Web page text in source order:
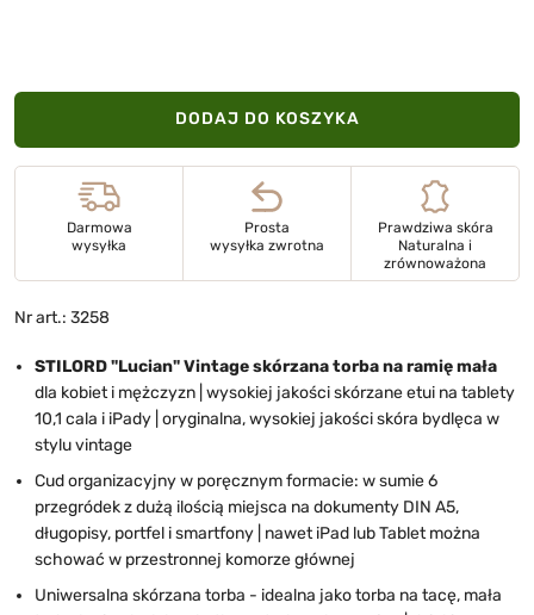
DODAJ DO KOSZYKA
Darmowa
wysyłka
Prosta
wysyłka zwrotna
Prawdziwa skóra
Naturalna i
zrównoważona
Nr art.: 3258
STILORD "Lucian" Vintage skórzana torba na ramię mała
dla kobiet i mężczyzn | wysokiej jakości skórzane etui na tablety
10,1 cala i iPady | oryginalna, wysokiej jakości skóra bydlęca w
stylu vintage
Cud organizacyjny w poręcznym formacie: w sumie 6
przegródek z dużą ilością miejsca na dokumenty DIN A5,
długopisy, portfel i smartfony | nawet iPad lub Tablet można
schować w przestronnej komorze głównej
Uniwersalna skórzana torba - idealna jako torba na tacę, mała